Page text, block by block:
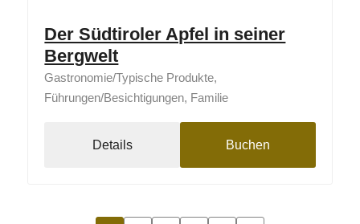
Der Südtiroler Apfel in seiner
Bergwelt
Gastronomie/Typische Produkte,
Führungen/Besichtigungen, Familie
Details Buchen